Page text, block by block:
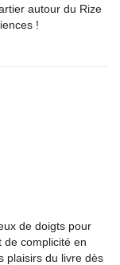
autour du Rize
!
de doigts pour
de complicité en
plaisirs du livre dès